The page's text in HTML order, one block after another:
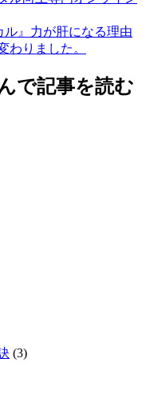
』力が肝になる理由
わりました。
で記事を読む
(3)